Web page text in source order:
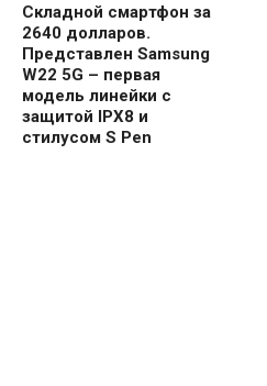
Складной смартфон за
2640 долларов.
Представлен Samsung
W22 5G – первая
модель линейки с
защитой IPX8 и
стилусом S Pen